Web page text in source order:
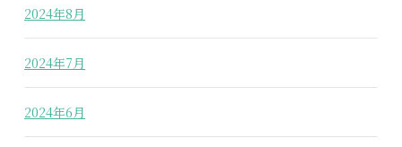
2024年8月
2024年7月
2024年6月